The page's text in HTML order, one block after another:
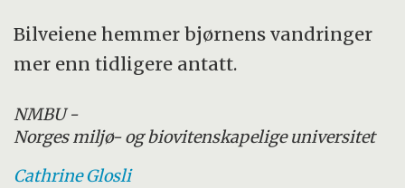
Bilveiene hemmer bjørnens vandringer
mer enn tidligere antatt.
NMBU -
Norges miljø- og biovitenskapelige universitet
Cathrine Glosli